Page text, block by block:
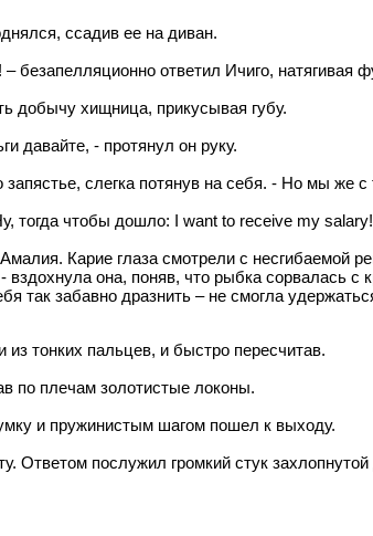
ссадив ее на диван.
безапелляционно ответил Ичиго, натягивая
добычу хищница, прикусывая губу.
давайте, - протянул он руку.
слегка потянув на себя. - Но мы же
тогда чтобы дошло: I want to receive my salary!
Карие глаза смотрели с несгибаемой
она, поняв, что рыбка сорвалась
так забавно дразнить – не смогла
тонких пальцев, и быстро пересчитав.
по плечам золотистые локоны.
и пружинистым шагом пошел к выходу.
Ответом послужил громкий стук